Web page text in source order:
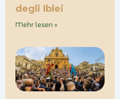
degli Iblei
Mehr lesen »